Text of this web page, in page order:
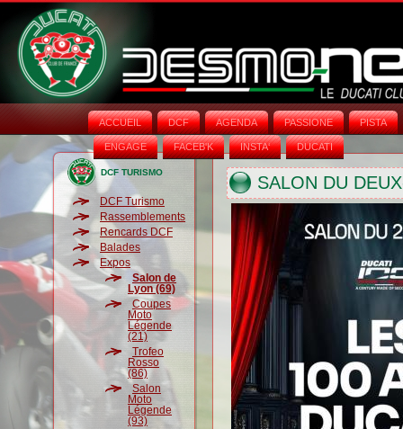
ACCUEIL DCF AGENDA PASSIONE PISTA
ENGAGE FACEB'K INSTA‘ DUCATI
DCF TURISMO
DCF Turismo
Rassemblements
Rencards DCF
Balades
Expos
Salon de
Lyon (69)
Coupes
Moto
Légende
(21)
Trofeo
Rosso
(86)
Salon
Moto
Légende
(93)
SALON DU